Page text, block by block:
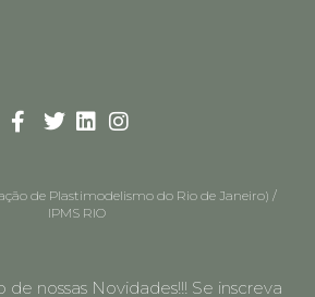
de Plastimodelismo do Rio de Janeiro) /
IPMS RIO
nossas Novidades!!! Se inscreva